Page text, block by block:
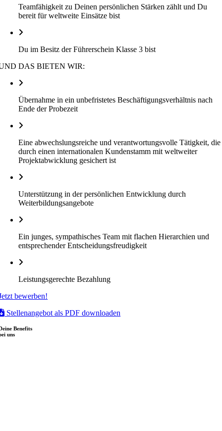
Teamfähigkeit zu Deinen persönlichen Stärken zählt und Du
bereit für weltweite Einsätze bist
Du im Besitz der Führerschein Klasse 3 bist
DAS BIETEN WIR:
Übernahme in ein unbefristetes Beschäftigungsverhältnis nach
Ende der Probezeit
Eine abwechslungsreiche und verantwortungsvolle Tätigkeit, die
durch einen internationalen Kundenstamm mit weltweiter
Projektabwicklung gesichert ist
Unterstützung in der persönlichen Entwicklung durch
Weiterbildungsangebote
Ein junges, sympathisches Team mit flachen Hierarchien und
entsprechender Entscheidungsfreudigkeit
Leistungsgerechte Bezahlung
bewerben!
Stellenangebot als PDF downloaden
Benefits
uns